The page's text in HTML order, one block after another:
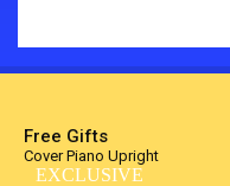
Free Gifts
Cover Piano Upright
EXCLUSIVE